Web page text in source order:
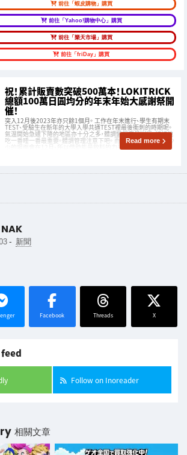
前往「蝦皮購物」購買
前往「Yahoo!購物中心」購買
前往「樂天市場」購買
前往「friDay」購買
祝！累計販賣數突破500萬本！LOKITRICK
總額100萬日圓均分的年末年始大感謝祭開
催！
突入12月後2023年亦只餘1個月。 工作在年末進行、學生有期末
TEST、受驗生在新年的大學入學共通TEST裡最後衝刺的時期呢。
氣温開始急遽下降的地區亦十分之多，體調變得容易崩壞、好好地
吃一番睡一番最重要。體調管理注意下吧。 而且不得不再努力多少
少的場面會在12月、所以借助能量飲料的力量的人亦十分之多的
Read more
- 新聞
Facebook Threads X
Follow on Inoreader
相關文章